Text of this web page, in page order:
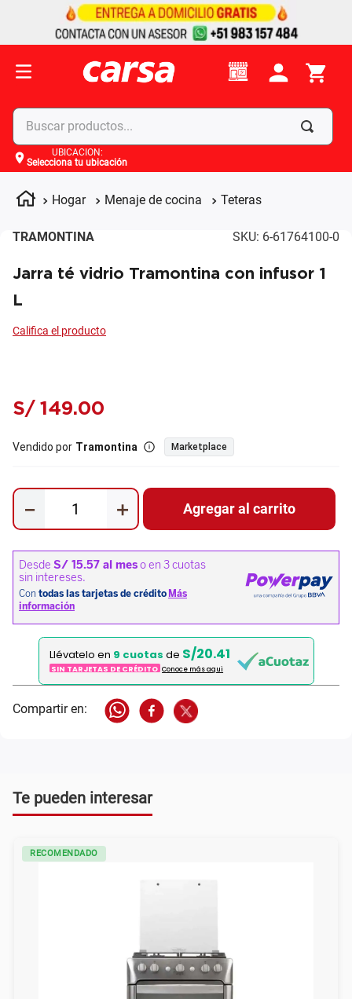
Buscar productos...
UBICACIÓN:
Selecciona tu ubicación
Hogar Menaje de cocina Teteras
TRAMONTINA SKU: 6-61764100-0
Jarra té vidrio Tramontina con infusor 1
L
S/ 149.00
Vendido por Tramontina Marketplace
＋
－ Agregar al carrito
Llévatelo en 9 cuotas de S/20.41
SIN TARJETAS DE CRÉDITO Conoce más aqui
Te pueden interesar
RECOMENDADO
Términos más buscados
4. apple